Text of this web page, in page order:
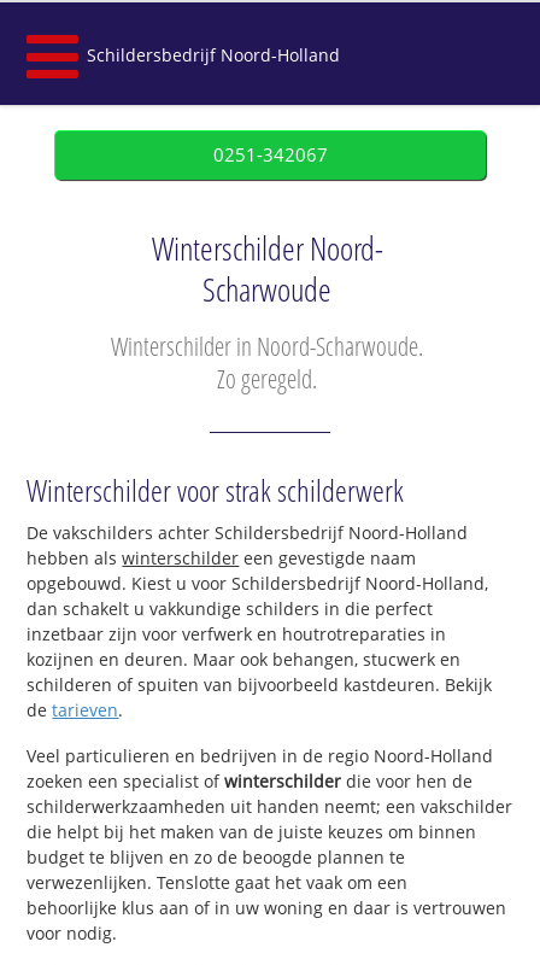
Schildersbedrijf Noord-Holland
0251-342067
Winterschilder Noord-
Scharwoude
Winterschilder in Noord-Scharwoude.
Zo geregeld.
Winterschilder voor strak schilderwerk
De vakschilders achter Schildersbedrijf Noord-Holland
hebben alswinterschilder een gevestigde naam
opgebouwd. Kiest u voor Schildersbedrijf Noord-Holland,
dan schakelt u vakkundige schilders in die perfect
inzetbaar zijn voor verfwerk en houtrotreparaties in
kozijnen en deuren. Maar ook behangen, stucwerk en
schilderen of spuiten van bijvoorbeeld kastdeuren. Bekijk
detarieven.
Veel particulieren en bedrijven in de regio Noord-Holland
zoeken een specialist ofwinterschilder die voor hen de
schilderwerkzaamheden uit handen neemt; een vakschilder
die helpt bij het maken van de juiste keuzes om binnen
budget te blijven en zo de beoogde plannen te
verwezenlijken. Tenslotte gaat het vaak om een
behoorlijke klus aan of in uw woning en daar is vertrouwen
voor nodig.